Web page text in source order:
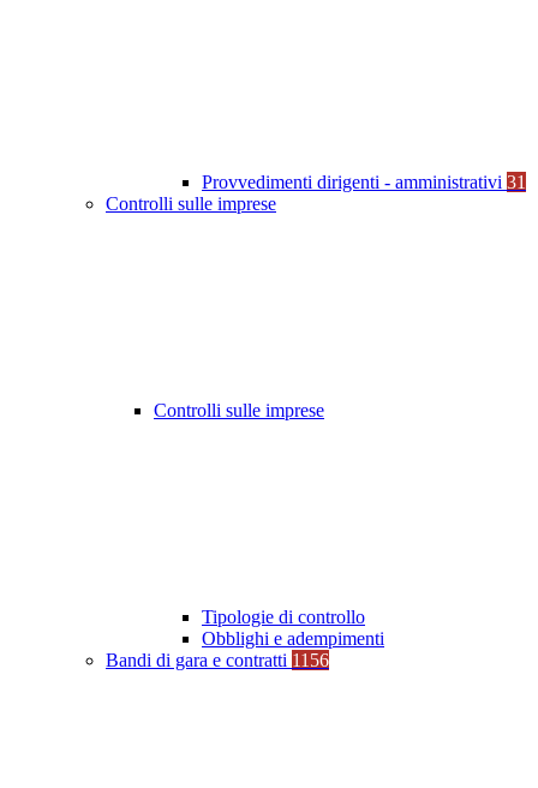
Provvedimenti dirigenti - amministrativi 31
Controlli sulle imprese
Controlli sulle imprese
Tipologie di controllo
Obblighi e adempimenti
Bandi di gara e contratti 1156